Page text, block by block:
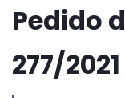
Pedido
277/2021